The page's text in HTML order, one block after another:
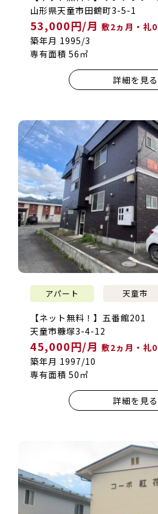
山形県天童市田鶴町3-5-1
53,000円/月 敷2ヵ月・礼
築年月 1995/3
専有面積 56㎡
詳細を見る
アパート 天童市
【ネット無料！】五番館201
天童市糠塚3-4-12
45,000円/月 敷2ヵ月・礼
築年月 1997/10
専有面積 50㎡
詳細を見る